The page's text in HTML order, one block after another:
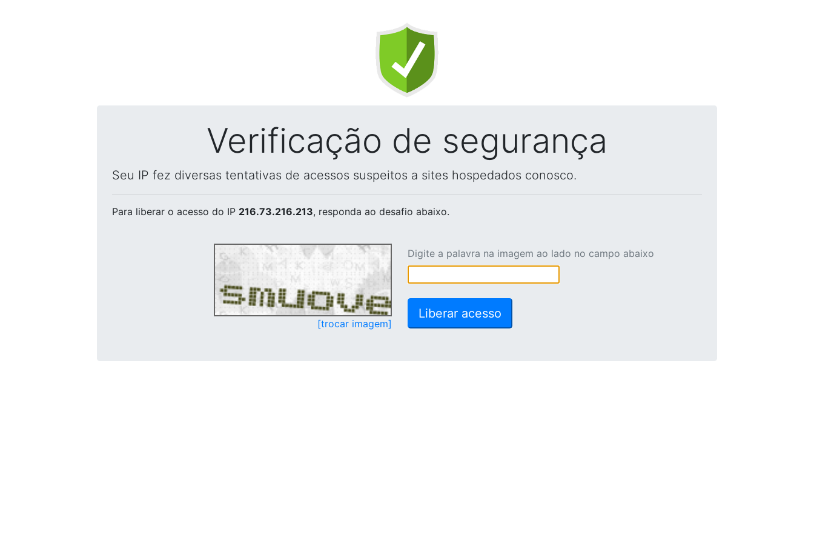
Verificação de segurança
Seu IP fez diversas tentativas de acessos suspeitos a sites hospedados conosco.
Para liberar o acesso do IP 216.73.216.213, responda ao desafio abaixo.
[trocar imagem]
Digite a palavra na imagem ao lado no campo abaixo